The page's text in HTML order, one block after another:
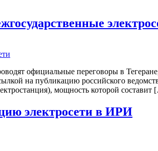
официальные переговоры в
на публикацию российского
мощность которой
электросети в ИРИ